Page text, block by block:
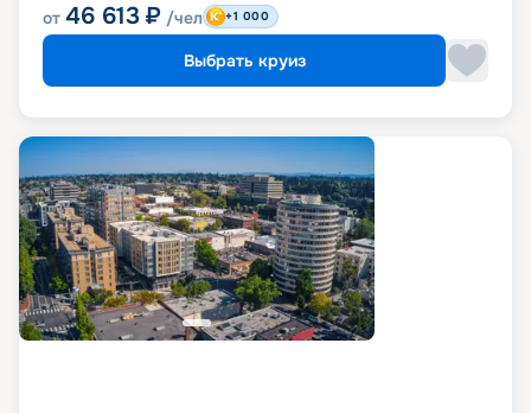
от 46 613 ₽ /чел +1 000
Выбрать круиз